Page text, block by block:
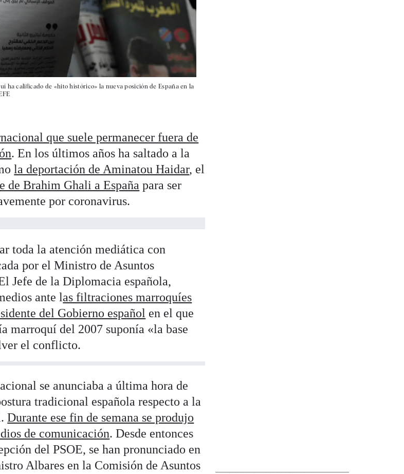
ha calificado de «hito histórico» la nueva posición de España en la
que suele permanecer fuera de
. En los últimos años ha saltado a la
la deportación de Aminatou Haidar, el
de Brahim Ghali a España para ser
por coronavirus.
toda la atención mediática con
por el Ministro de Asuntos
Jefe de la Diplomacia española,
ante las filtraciones marroquíes
del Gobierno español en el que
marroquí del 2007 suponía «la base
el conflicto.
se anunciaba a última hora de
tradicional española respecto a la
Durante ese fin de semana se produjo
de comunicación. Desde entonces
del PSOE, se han pronunciado en
Albares en la Comisión de Asuntos